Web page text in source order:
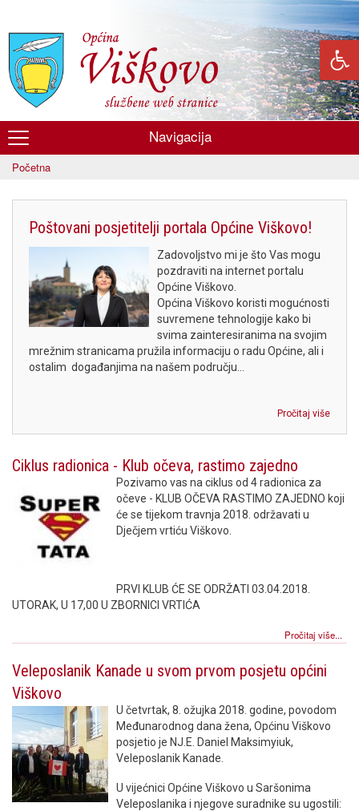
glavni
sadržaj
Općina
Viškovo
Navigacija
Početna
Poštovani posjetitelji portala Općine Viškovo!
Zadovoljstvo mi je što Vas mogu
pozdraviti na internet portalu
Općine Viškovo.
Općina Viškovo koristi mogućnosti
suvremene tehnologije kako bi
svima zainteresiranima na svojim
mrežnim stranicama pružila informaciju o radu Općine, ali i
ostalim događanjima na našem području...
Pročitaj više
Ciklus radionica - Klub očeva, rastimo zajedno
Pozivamo vas na ciklus od 4 radionica za
očeve - KLUB OČEVA RASTIMO ZAJEDNO koji
će se tijekom travnja 2018. održavati u
Dječjem vrtiću Viškovo.
PRVI KLUB ĆE SE ODRŽATI 03.04.2018.
UTORAK, U 17,00 U ZBORNICI VRTIĆA
Pročitaj više...
Veleposlanik Kanade u svom prvom posjetu općini
Viškovo
U četvrtak, 8. ožujka 2018. godine, povodom
Međunarodnog dana žena, Općinu Viškovo
posjetio je NJ.E. Daniel Maksimyiuk,
Veleposlanik Kanade.
U vijećnici Općine Viškovo u Saršonima
Veleposlanika i njegove suradnike su ugostili: